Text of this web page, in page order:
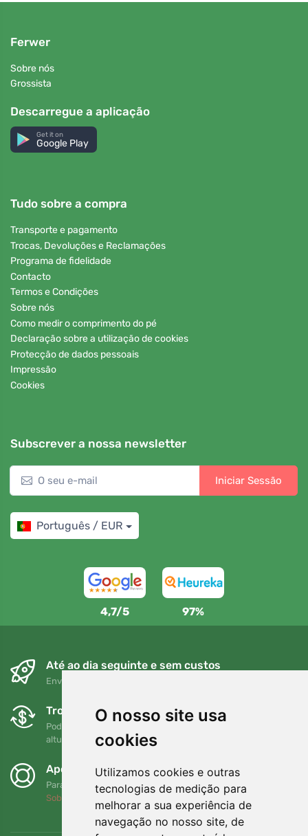
O nosso site usa
cookies
Utilizamos cookies e outras
tecnologias de medição para
melhorar a sua experiência de
navegação no nosso site, de
Ferwer
Sobre nós
Grossista
Descarregue a aplicação
Get it on
Google Play
Tudo sobre a compra
Transporte e pagamento
Trocas, Devoluções e Reclamações
Programa de fidelidade
Contacto
Termos e Condições
Sobre nós
Como medir o comprimento do pé
Declaração sobre a utilização de cookies
Protecção de dados pessoais
Impressão
Cookies
Subscrever a nossa newsletter
Iniciar Sessão
Português / EUR
4,7/5 97%
Até ao dia seguinte e sem custos
Envio gratuito para encomendas superiores a 80 EUR
Trocas e devoluções gratuitas
Pode devolver ou trocar a sua encomenda em qualquer
altura no prazo de 90 dias
Apoiamos a Trees.org
Para cada encomenda plantamos uma árvore! Leia mais
Sobre nós